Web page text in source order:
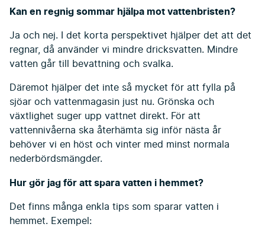
Kan en regnig sommar hjälpa mot vattenbristen?
Ja och nej. I det korta perspektivet hjälper det att det
regnar, då använder vi mindre dricksvatten. Mindre
vatten går till bevattning och svalka.
Däremot hjälper det inte så mycket för att fylla på
sjöar och vattenmagasin just nu. Grönska och
växtlighet suger upp vattnet direkt. För att
vattennivåerna ska återhämta sig inför nästa år
behöver vi en höst och vinter med minst normala
nederbördsmängder.
Hur gör jag för att spara vatten i hemmet?
Det finns många enkla tips som sparar vatten i
hemmet. Exempel: